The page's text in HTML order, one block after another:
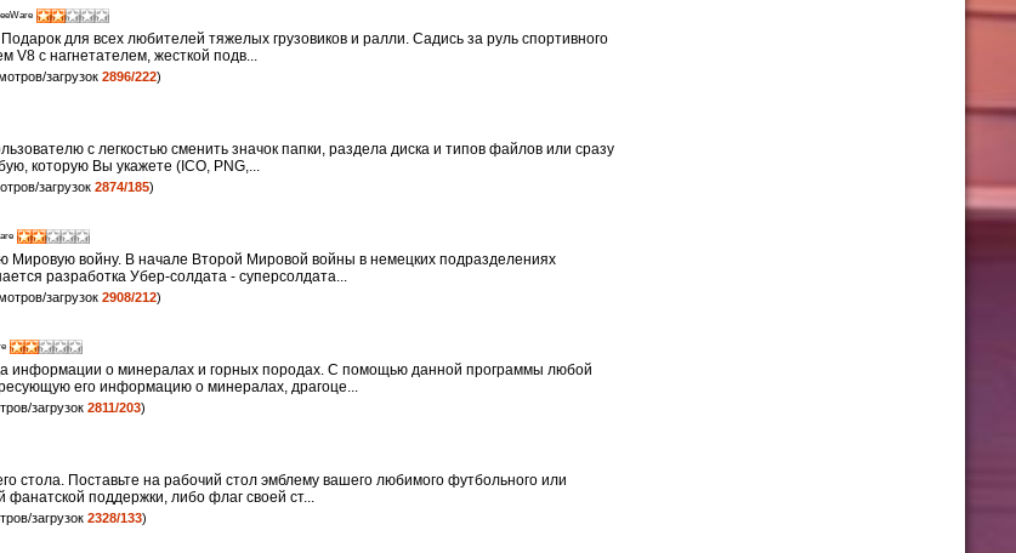
для всех любителей тяжелых грузовиков и ралли. Садись за руль спортивного
V8 с нагнетателем, жесткой подв...
загрузок 2896/222)
с легкостью сменить значок папки, раздела диска и типов файлов или сразу
которую Вы укажете (ICO, PNG,...
загрузок 2874/185)
Мировую войну. В начале Второй Мировой войны в немецких подразделениях
разработка Убер-солдата - суперсолдата...
загрузок 2908/212)
информации о минералах и горных породах. С помощью данной программы любой
его информацию о минералах, драгоце...
загрузок 2811/203)
стола. Поставьте на рабочий стол эмблему вашего любимого футбольного или
фанатской поддержки, либо флаг своей ст...
загрузок 2328/133)